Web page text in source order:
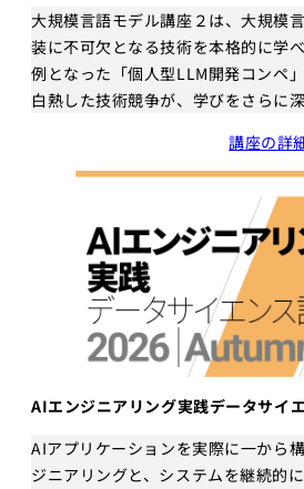
大規模言語モデル講座２は、大規模
装に不可欠となる技術を本格的に学
例となった「個人型LLM開発コンペ
白熱した技術競争が、学びをさらに深
講座の詳
AIエンジニアリング実践データサイ
AIアプリケーションを実際に一から
ジニアリングと、システムを継続的